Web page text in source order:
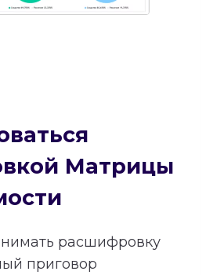
Матрицы
расшифровку
приговор